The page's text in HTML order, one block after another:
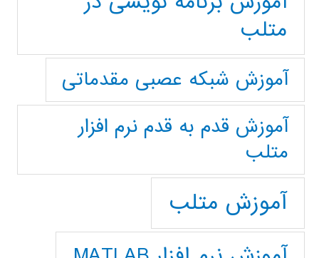
متلب
آموزش شبکه عصبی مقدماتی
آموزش قدم به قدم نرم افزار
متلب
آموزش متلب